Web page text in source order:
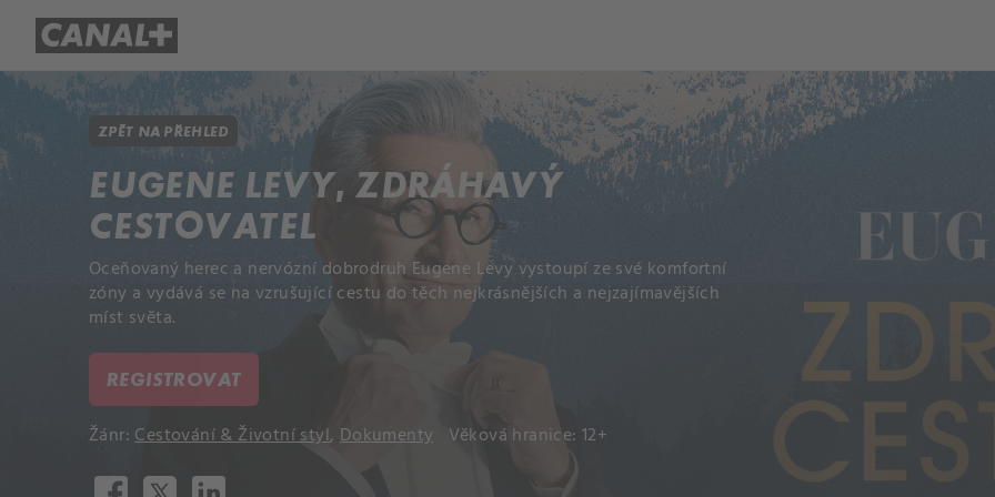
ZPĚT NA PŘEHLED
EUGENE LEVY, ZDRÁHAVÝ
CESTOVATEL
Oceňovaný herec a nervózní dobrodruh Eugene Levy vystoupí ze své komfortní
zóny a vydává se na vzrušující cestu do těch nejkrásnějších a nejzajímavějších
míst světa.
REGISTROVAT
Žánr:Cestování & Životní styl, Dokumenty Věková hranice: 12+